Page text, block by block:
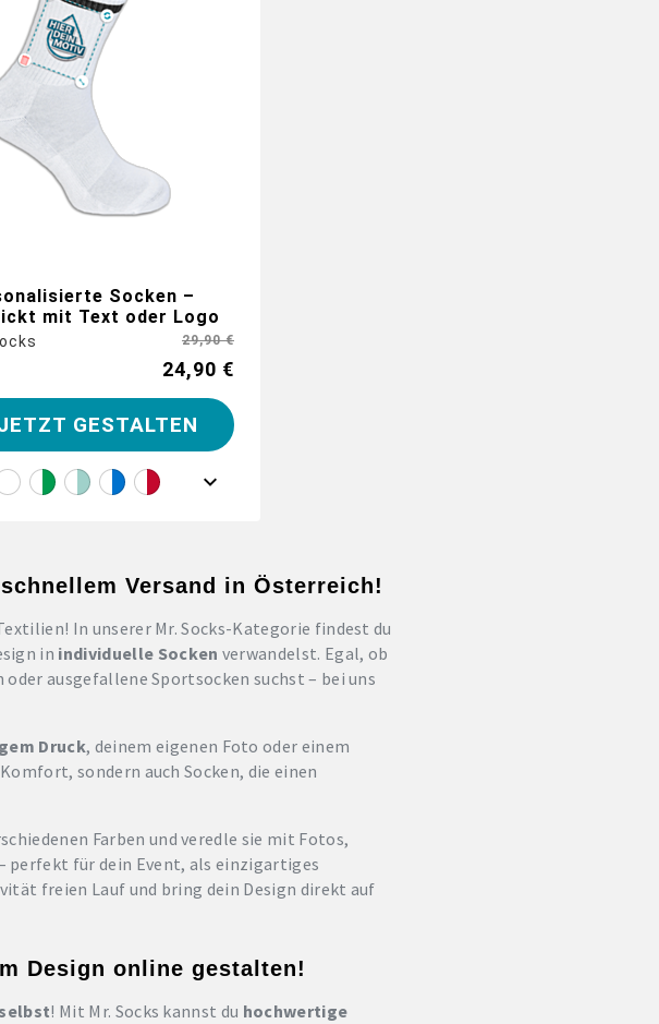
Socken –
mit Text oder Logo
29,90 €
24,90 €
GESTALTEN
Versand in Österreich!
In unserer Mr. Socks-Kategorie findest du
in individuelle Socken verwandelst. Egal, ob
ausgefallene Sportsocken suchst – bei uns
Druck, deinem eigenen Foto oder einem
sondern auch Socken, die einen
Farben und veredle sie mit Fotos,
perfekt für dein Event, als einzigartiges
freien Lauf und bring dein Design direkt auf
Design online gestalten!
! Mit Mr. Socks kannst du hochwertige